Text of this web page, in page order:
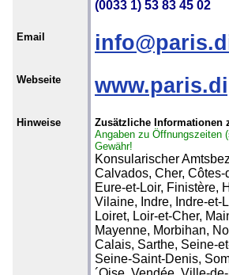
(0033 1) 53 83 45 02
Email
Webseite
Hinweise
Zusätzliche Informationen
Angaben zu Öffnungszeiten
Gewähr!
Konsularischer
Calvados, Cher, Côtes-
Eure-et-Loir, Finistère,
Vilaine, Indre, Indre-et-
Loiret, Loir-et-Cher,
Mayenne, Morbihan,
Calais, Sarthe, Seine-
Seine-Saint-Denis,